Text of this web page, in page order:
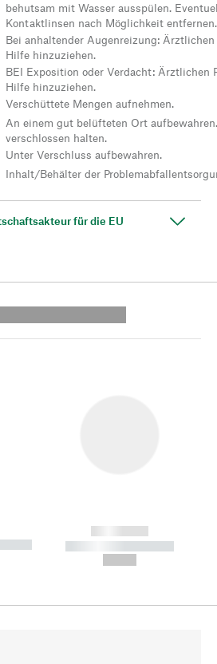
behutsam mit Wasser ausspülen.
Kontaktlinsen nach Möglichkeit
Bei anhaltender Augenreizung:
Hilfe hinzuziehen.
BEI Exposition oder Verdacht: Ärztlichen
Hilfe hinzuziehen.
Verschüttete Mengen aufnehmen.
An einem gut belüfteten Ort
verschlossen halten.
Unter Verschluss aufbewahren.
Inhalt/Behälter der
für die EU
------------
----------- -----------